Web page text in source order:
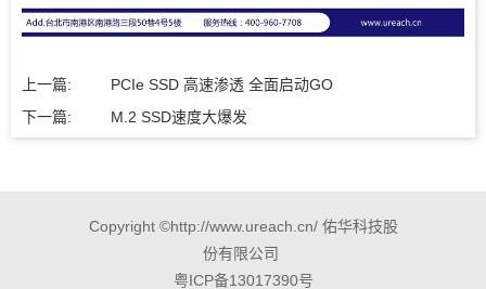
上一篇:
PCIe SSD 高速渗透 全面启动GO
下一篇:
M.2 SSD速度大爆发
Copyright ©http://www.ureach.cn/ 佑华科技股
份有限公司
粤ICP备13017390号